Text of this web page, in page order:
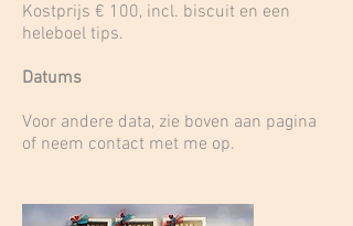
Kostprijs € 100, incl. biscuit en een
heleboel tips.
Datums
Voor andere data, zie boven aan pagina
of neem contact met me op.